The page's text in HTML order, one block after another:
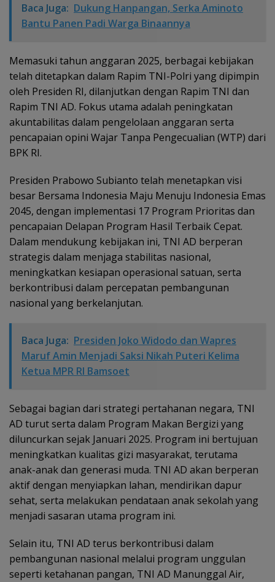
Baca Juga: Dukung Hanpangan, Serka Aminoto
Bantu Panen Padi Warga Binaannya
Memasuki tahun anggaran 2025, berbagai kebijakan
telah ditetapkan dalam Rapim TNI-Polri yang dipimpin
oleh Presiden RI, dilanjutkan dengan Rapim TNI dan
Rapim TNI AD. Fokus utama adalah peningkatan
akuntabilitas dalam pengelolaan anggaran serta
pencapaian opini Wajar Tanpa Pengecualian (WTP) dari
BPK RI.
Presiden Prabowo Subianto telah menetapkan visi
besar Bersama Indonesia Maju Menuju Indonesia Emas
2045, dengan implementasi 17 Program Prioritas dan
pencapaian Delapan Program Hasil Terbaik Cepat.
Dalam mendukung kebijakan ini, TNI AD berperan
strategis dalam menjaga stabilitas nasional,
meningkatkan kesiapan operasional satuan, serta
berkontribusi dalam percepatan pembangunan
nasional yang berkelanjutan.
Baca Juga: Presiden Joko Widodo dan Wapres
Maruf Amin Menjadi Saksi Nikah Puteri Kelima
Ketua MPR RI Bamsoet
Sebagai bagian dari strategi pertahanan negara, TNI
AD turut serta dalam Program Makan Bergizi yang
diluncurkan sejak Januari 2025. Program ini bertujuan
meningkatkan kualitas gizi masyarakat, terutama
anak-anak dan generasi muda. TNI AD akan berperan
aktif dengan menyiapkan lahan, mendirikan dapur
sehat, serta melakukan pendataan anak sekolah yang
menjadi sasaran utama program ini.
Selain itu, TNI AD terus berkontribusi dalam
pembangunan nasional melalui program unggulan
seperti ketahanan pangan, TNI AD Manunggal Air,